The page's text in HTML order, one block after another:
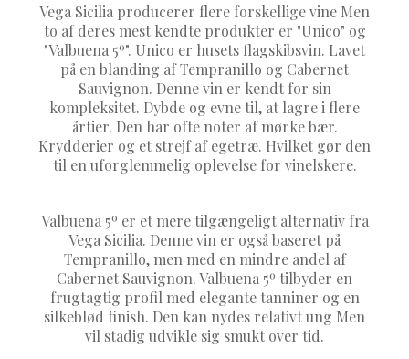
Vega Sicilia producerer flere forskellige vine Men
to af deres mest kendte produkter er "Unico" og
"Valbuena 5º". Unico er husets flagskibsvin. Lavet
på en blanding af Tempranillo og Cabernet
Sauvignon. Denne vin er kendt for sin
kompleksitet. Dybde og evne til, at lagre i flere
årtier. Den har ofte noter af mørke bær.
Krydderier og et strejf af egetræ. Hvilket gør den
til en uforglemmelig oplevelse for vinelskere.
Valbuena 5º er et mere tilgængeligt alternativ fra
Vega Sicilia. Denne vin er også baseret på
Tempranillo, men med en mindre andel af
Cabernet Sauvignon. Valbuena 5º tilbyder en
frugtagtig profil med elegante tanniner og en
silkeblød finish. Den kan nydes relativt ung Men
vil stadig udvikle sig smukt over tid.